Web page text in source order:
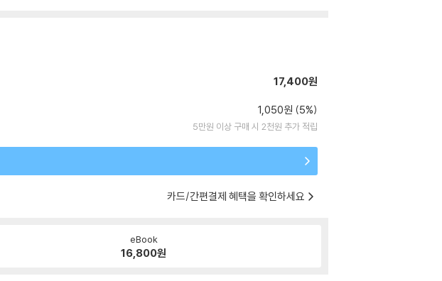
17,400원
1,050원 (5%)
5만원 이상 구매 시 2천원 추가 적립
카드/간편결제 혜택을 확인하세요
eBook
16,800원